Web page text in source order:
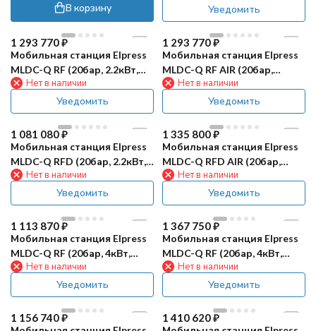
В корзину Уведомить
1 293 770₽
Мобильная станция Elpress
MLDC-Q RF (20бар, 2.2кВт,
пена/смыв, сж.возд)
Нет в наличии
Уведомить
1 293 770₽
Мобильная станция Elpress
MLDC-Q RF AIR (20бар,
2.2кВт, пена/смыв,
встр.компр)
Нет в наличии
Уведомить
1 081 080₽
Мобильная станция Elpress
MLDC-Q RFD (20бар, 2.2кВт,
пена/смыв/дезинф,
Нет в наличии
Уведомить
1 335 800₽
Мобильная станция Elpress
MLDC-Q RFD AIR (20бар,
2.2кВт, пена/смыв,
встр.компр)
Нет в наличии
Уведомить
1 113 870₽
Мобильная станция Elpress
MLDC-Q RF (20бар, 4кВт,
пена/смыв, сж.возд)
Нет в наличии
Уведомить
1 367 750₽
Мобильная станция Elpress
MLDC-Q RF (20бар, 4кВт,
пена/смыв, встр.компр)
Нет в наличии
Уведомить
1 156 740₽ 1 410 620₽